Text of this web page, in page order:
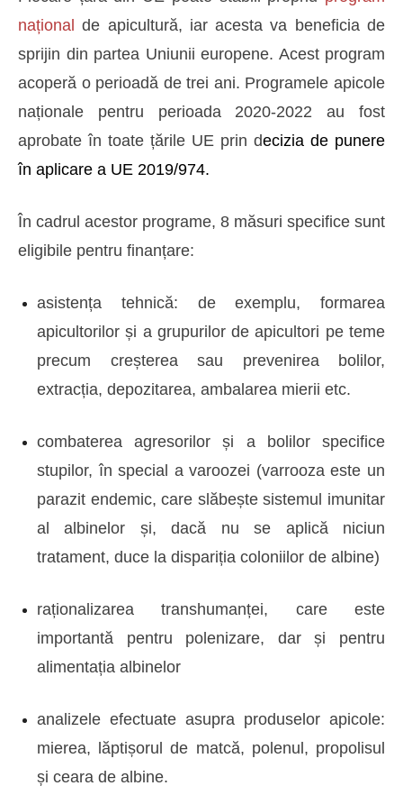
național de apicultură, iar acesta va beneficia de
sprijin din partea Uniunii europene. Acest program
acoperă o perioadă de trei ani. Programele apicole
naționale pentru perioada 2020-2022 au fost
aprobate în toate țările UE prin decizia de punere
în aplicare a UE 2019/974.
În cadrul acestor programe, 8 măsuri specifice sunt
eligibile pentru finanțare:
asistența tehnică: de exemplu, formarea
apicultorilor și a grupurilor de apicultori pe teme
precum creșterea sau prevenirea bolilor,
extracția, depozitarea, ambalarea mierii etc.
combaterea agresorilor și a bolilor specifice
stupilor, în special a varoozei (varrooza este un
parazit endemic, care slăbește sistemul imunitar
al albinelor și, dacă nu se aplică niciun
tratament, duce la dispariția coloniilor de albine)
raționalizarea transhumanței, care este
importantă pentru polenizare, dar și pentru
alimentația albinelor
analizele efectuate asupra produselor apicole:
mierea, lăptișorul de matcă, polenul, propolisul
și ceara de albine.